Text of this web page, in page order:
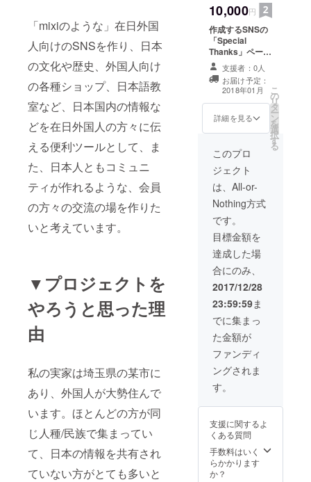
「mixiのような」在日外国
人向けのSNSを作り、日本
の文化や歴史、外国人向け
の各種ショップ、日本語教
室など、日本国内の情報な
どを在日外国人の方々に伝
える便利ツールとして、ま
た、日本人ともコミュニ
ティが作れるような、会員
の方々の交流の場を作りた
いと考えています。
▼プロジェクトを
やろうと思った理
由
私の実家は埼玉県の某市に
あり、外国人が大勢住んで
います。ほとんどの方が同
じ人種/民族で集まってい
て、日本の情報を共有され
ていない方がとても多いと
10,000円
作成するSNSの
「Special
Thanks」ページ
にて名前（クレ
ジット）の表
記 ＋ 作成す
るSNSロゴの
入った記念ス
テッカー送付
支援者：0人
お届け予定：
2018年01月
詳細を見る
こ
の
リ
タ
ー
ン
を
選
択
す
る
このプロ
ジェクト
は、All-or-
Nothing方式
です。
目標金額を
達成した場
合にのみ、
2017/12/28
23:59:59ま
でに集まっ
た金額が
ファンディ
ングされま
す。
支援に関するよ
くある質問
手数料はいく
らかかります
か？